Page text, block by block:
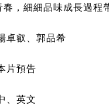
春，細細品味成長過程
卓叡、郭品希
片預告
、英文